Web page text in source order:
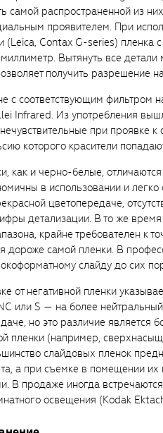
самой распространенной из
проявителем. При
(Leica, Contax G-series) пленка
Вытянуть все
получить разрешение
с соответствующим фильтром
Infrared. Из употребления
при проявке
которого красители
как и черно-белые,
в использовании и
цветопередаче,
детализации. В то же время
крайне требователен к
дороже самой пленки. В
слайду до сих
от негативной пленки
или S — на более
но это различие является
пленки (например,
слайдовых пленок
а при съемке в помещении их
В продаже иногда
освещения (Kodak